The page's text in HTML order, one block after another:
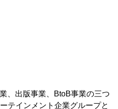
、出版事業、BtoB事業の三つ
テインメント企業グループと